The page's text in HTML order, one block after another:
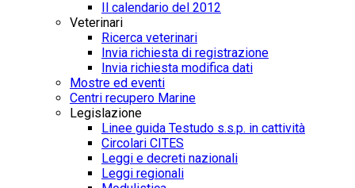
Il calendario del 2012
Veterinari
Ricerca veterinari
Invia richiesta di registrazione
Invia richiesta modifica dati
Mostre ed eventi
Centri recupero Marine
Legislazione
Linee guida Testudo s.s.p. in cattività
Circolari CITES
Leggi e decreti nazionali
Leggi regionali